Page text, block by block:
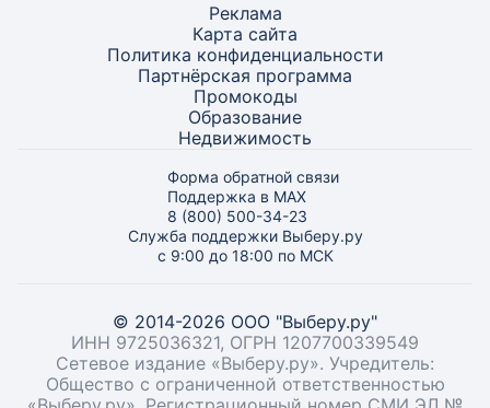
Реклама
Карта сайта
Политика конфиденциальности
Партнёрская программа
Промокоды
Образование
Недвижимость
Форма обратной связи
Поддержка в MAX
8 (800) 500-34-23
Служба поддержки Выберу.ру
с 9:00 до 18:00 по МСК
© 2014-2026 ООО "Выберу.ру"
ИНН 9725036321, ОГРН 1207700339549
Сетевое издание «Выберу.ру». Учредитель:
Общество с ограниченной ответственностью